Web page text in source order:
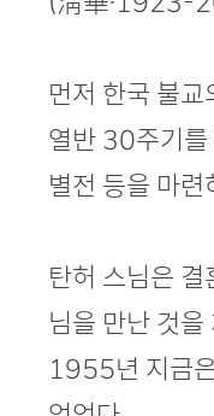
먼저 한국 불
열반 30주기를
별전 등을 마련
탄허 스님은
님을 만난 것
1955년 지금